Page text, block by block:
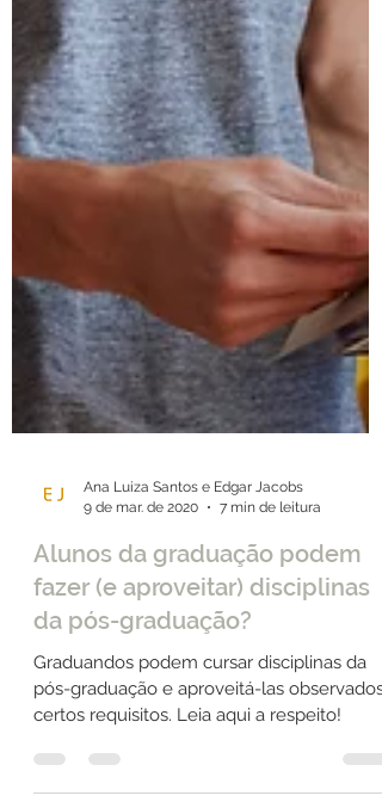
Ana Luiza Santos e Edgar Jacobs
9 de mar. de 2020
7 min de leitura
Alunos da graduação podem
fazer (e aproveitar) disciplinas
da pós-graduação?
Graduandos podem cursar disciplinas da
certos requisitos. Leia aqui a respeito!